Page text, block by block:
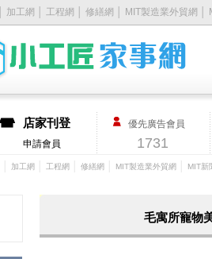
加工網 工程網 修繕網 MIT製造業外貿網
店家刊登
申請會員
優先廣告會員
1731
加工網│ 工程網│ 修繕網│ MIT製造業外貿網│ MIT新
毛寓所寵物